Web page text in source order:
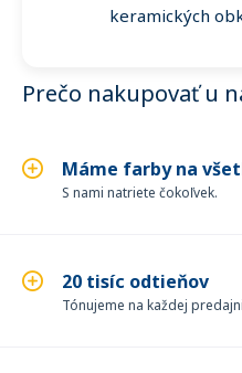
keramických
Prečo nakupovať u
Máme farby na
S nami natriete čokoľvek.
20 tisíc odtieňov
Tónujeme na každej